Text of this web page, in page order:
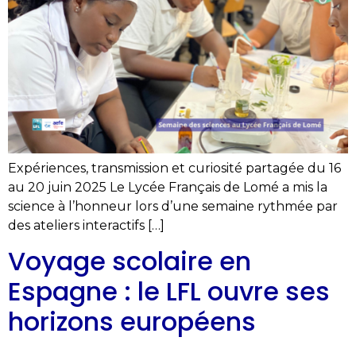
Expériences, transmission et curiosité partagée du 16
au 20 juin 2025 Le Lycée Français de Lomé a mis la
science à l’honneur lors d’une semaine rythmée par
des ateliers interactifs […]
Voyage scolaire en
Espagne : le LFL ouvre ses
horizons européens